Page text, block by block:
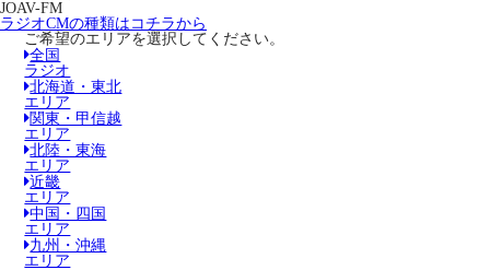
JOAV-FM
ラジオCMの種類はコチラから
ご希望のエリアを選択してください。
全国
ラジオ
北海道・東北
エリア
関東・甲信越
エリア
北陸・東海
エリア
近畿
エリア
中国・四国
エリア
九州・沖縄
エリア